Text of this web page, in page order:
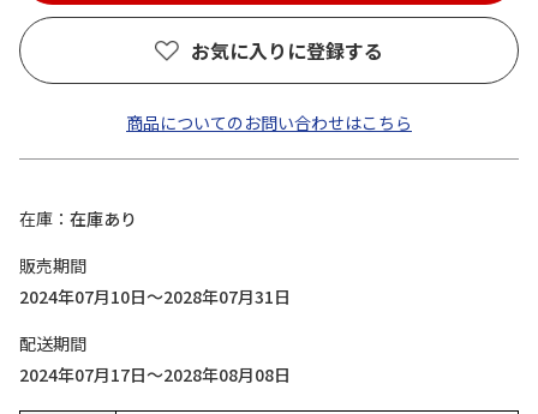
お気に入りに登録する
商品についてのお問い合わせはこちら
在庫
在庫あり
販売期間
2024年07月10日～2028年07月31日
配送期間
2024年07月17日～2028年08月08日